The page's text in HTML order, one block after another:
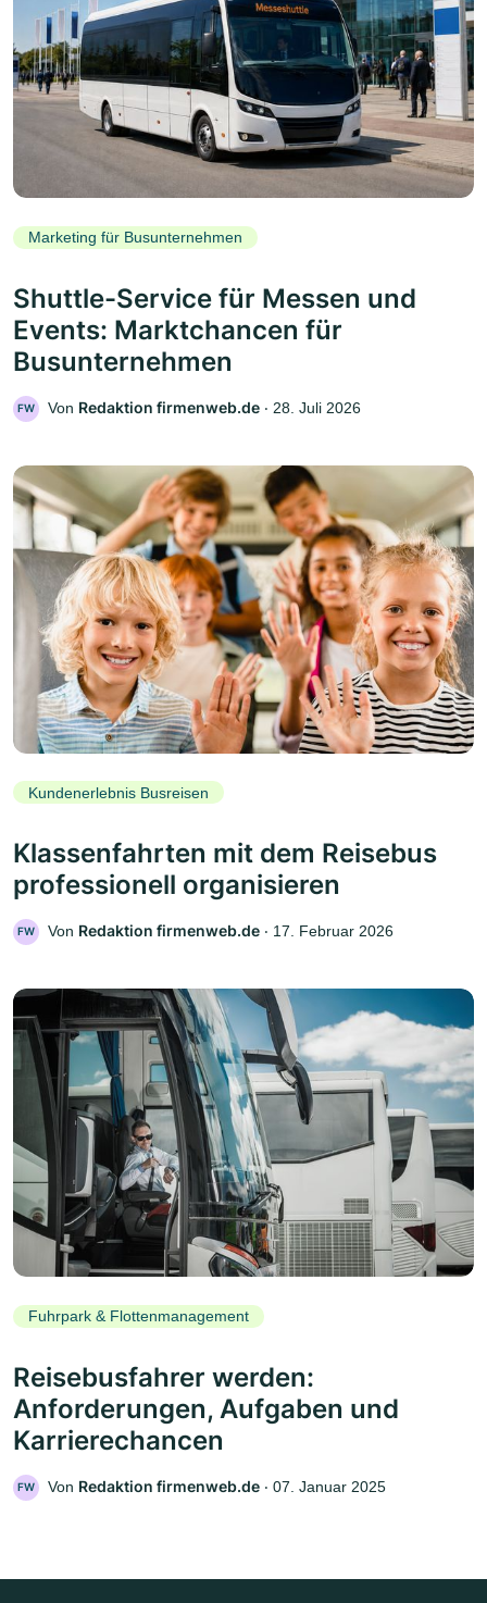
Marketing für Busunternehmen
Shuttle-Service für Messen und
Events: Marktchancen für
Busunternehmen
FW Von Redaktion firmenweb.de ‧ 28. Juli 2026
Kundenerlebnis Busreisen
Klassenfahrten mit dem Reisebus
professionell organisieren
FW Von Redaktion firmenweb.de ‧ 17. Februar 2026
Fuhrpark & Flottenmanagement
Reisebusfahrer werden:
Anforderungen, Aufgaben und
Karrierechancen
FW Von Redaktion firmenweb.de ‧ 07. Januar 2025